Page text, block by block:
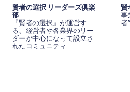
賢者の選択 リーダーズ俱楽
部
『賢者の選択』が運営す
る、経営者や各業界のリー
ダーが中心になって設立さ
れたコミュニティ
賢
事
者